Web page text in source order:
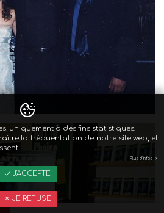
uniquement à des fins statistiques.
la fréquentation de notre site web, et
Plus d'infos
J'ACCEPTE
JE REFUSE